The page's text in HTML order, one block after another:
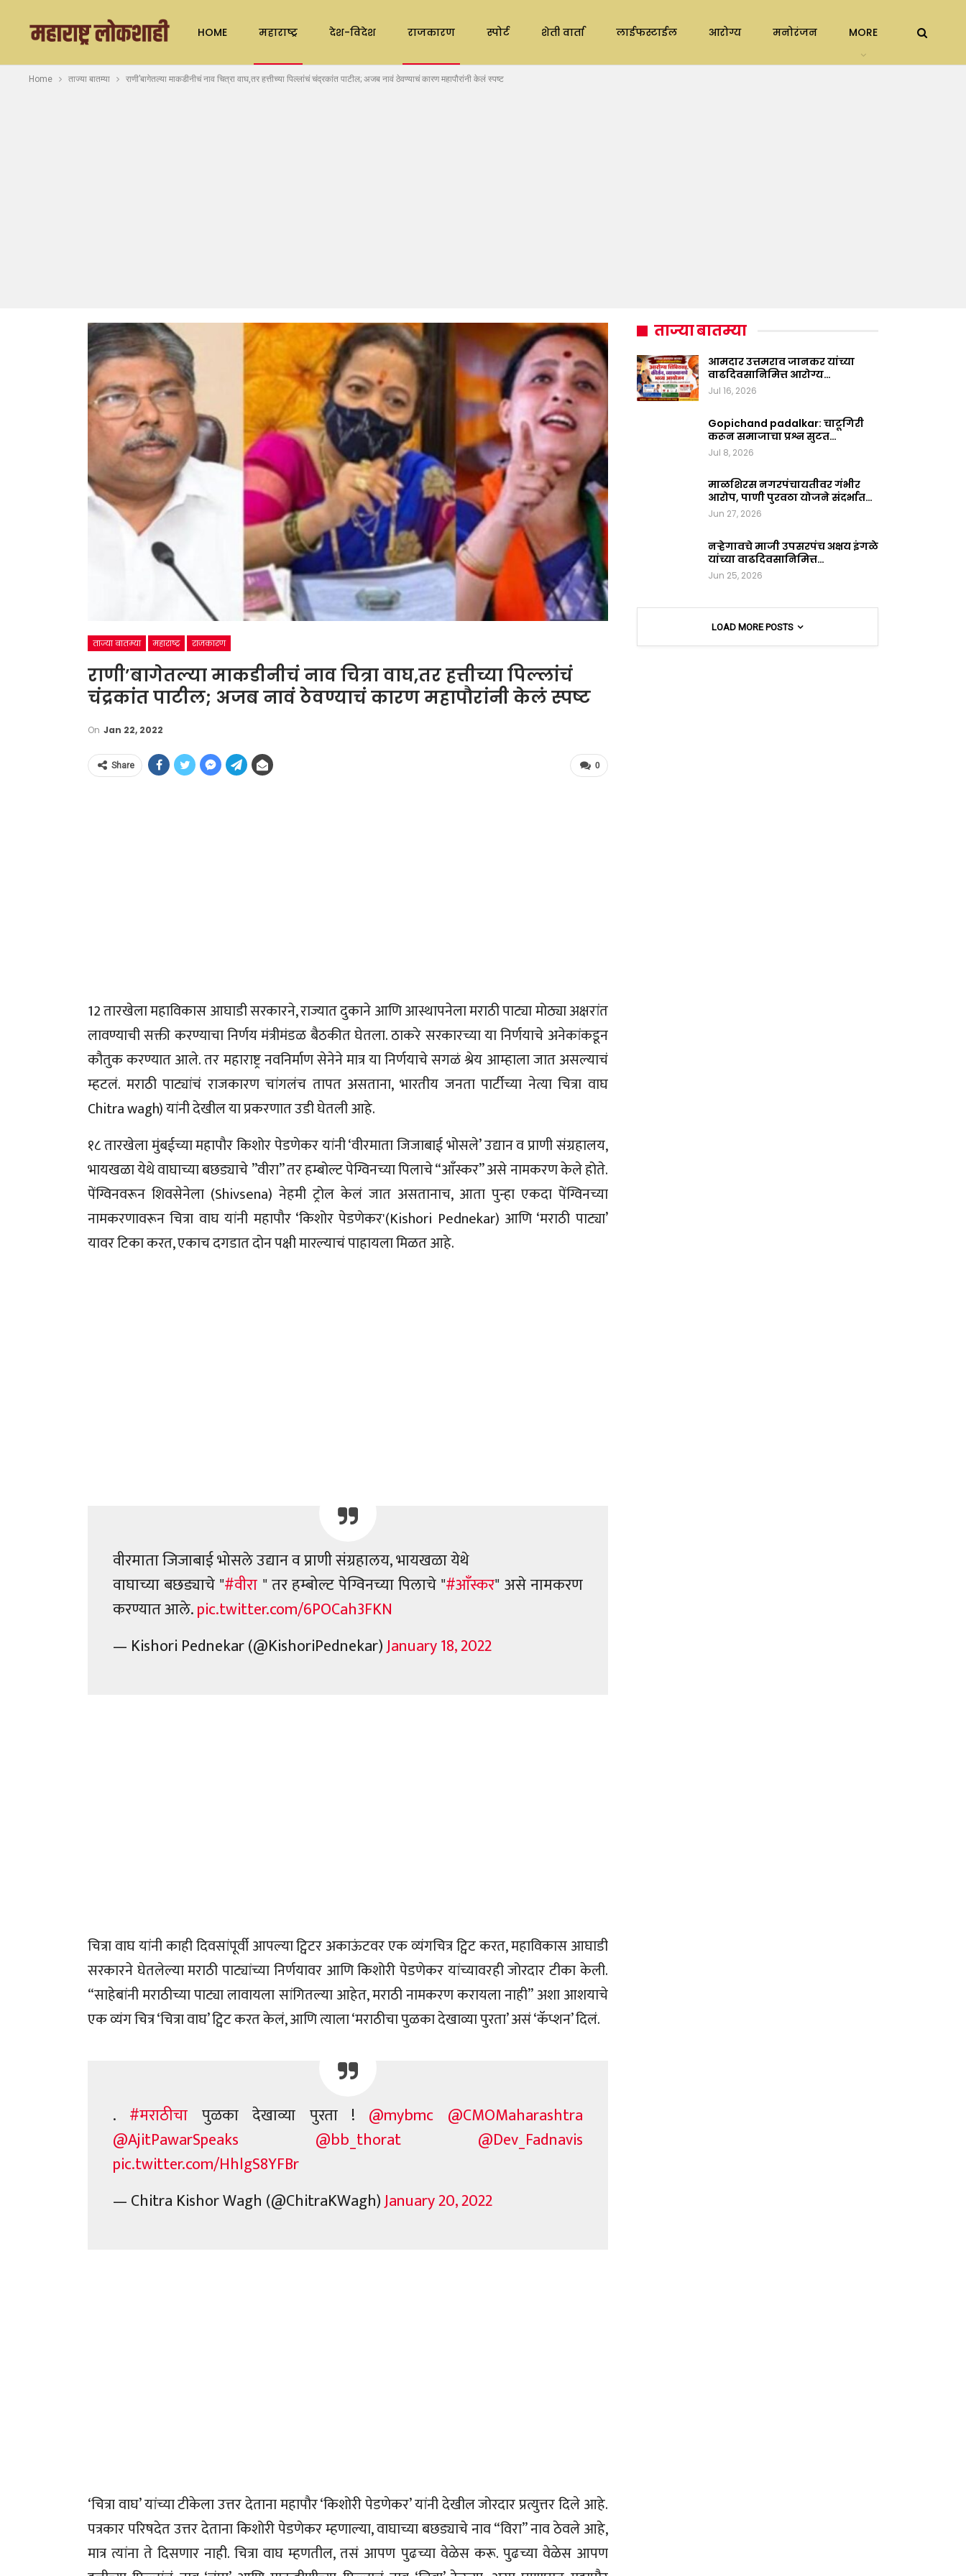
HOME महाराष्ट्र देश-विदेश राजकारण स्पोर्ट शेती वार्ता लाईफस्टाईल आरोग्य मनोरंजन MORE
Home ताज्या बातम्या राणी’बागेतल्या माकडीनीचं नाव चित्रा वाघ,तर हत्तीच्या पिल्लांचं चंद्रकांत पाटील; अजब नावं ठेवण्याचं कारण महापौरांनी केलं स्पष्ट
ताज्या बातम्या महाराष्ट्र राजकारण
राणी’बागेतल्या माकडीनीचं नाव चित्रा वाघ,तर हत्तीच्या पिल्लांचं
चंद्रकांत पाटील; अजब नावं ठेवण्याचं कारण महापौरांनी केलं स्पष्ट
On Jan 22, 2022
0
Share
12 तारखेला महाविकास आघाडी सरकारने, राज्यात दुकाने आणि आस्थापनेला मराठी पाट्या मोठ्या अक्षरांत
लावण्याची सक्ती करण्याचा निर्णय मंत्रीमंडळ बैठकीत घेतला. ठाकरे सरकारच्या या निर्णयाचे अनेकांकडून
कौतुक करण्यात आले. तर महाराष्ट्र नवनिर्माण सेनेने मात्र या निर्णयाचे सगळं श्रेय आम्हाला जात असल्याचं
म्हटलं. मराठी पाट्यांचं राजकारण चांगलंच तापत असताना, भारतीय जनता पार्टीच्या नेत्या चित्रा वाघ
Chitra wagh) यांनी देखील या प्रकरणात उडी घेतली आहे.
१८ तारखेला मुंबईच्या महापौर किशोर पेडणेकर यांनी ‘वीरमाता जिजाबाई भोसले’ उद्यान व प्राणी संग्रहालय,
भायखळा येथे वाघाच्या बछड्याचे ”वीरा” तर हम्बोल्ट पेग्विनच्या पिलाचे “आँस्कर” असे नामकरण केले होते.
पेंग्विनवरून शिवसेनेला (Shivsena) नेहमी ट्रोल केलं जात असतानाच, आता पुन्हा एकदा पेंग्विनच्या
नामकरणावरून चित्रा वाघ यांनी महापौर ‘किशोर पेडणेकर'(Kishori Pednekar) आणि ‘मराठी पाट्या’
यावर टिका करत, एकाच दगडात दोन पक्षी मारल्याचं पाहायला मिळत आहे.
वीरमाता जिजाबाई भोसले उद्यान व प्राणी संग्रहालय, भायखळा येथे
वाघाच्या बछड्याचे "#वीरा " तर हम्बोल्ट पेग्विनच्या पिलाचे "#आँस्कर" असे नामकरण
करण्यात आले.pic.twitter.com/6POCah3FKN
— Kishori Pednekar (@KishoriPednekar)January 18, 2022
चित्रा वाघ यांनी काही दिवसांपूर्वी आपल्या ट्विटर अकाऊंटवर एक व्यंगचित्र ट्विट करत, महाविकास आघाडी
सरकारने घेतलेल्या मराठी पाट्यांच्या निर्णयावर आणि किशोरी पेडणेकर यांच्यावरही जोरदार टीका केली.
“साहेबांनी मराठीच्या पाट्या लावायला सांगितल्या आहेत, मराठी नामकरण करायला नाही” अशा आशयाचे
एक व्यंग चित्र ‘चित्रा वाघ’ ट्विट करत केलं, आणि त्याला ‘मराठीचा पुळका देखाव्या पुरता’ असं ‘कॅप्शन’ दिलं.
. #मराठीचा पुळका देखाव्या पुरता ! @mybmc @CMOMaharashtra
@AjitPawarSpeaks
@bb_thorat
@Dev_Fadnavis
pic.twitter.com/HhlgS8YFBr
— Chitra Kishor Wagh (@ChitraKWagh)January 20, 2022
‘चित्रा वाघ’ यांच्या टीकेला उत्तर देताना महापौर ‘किशोरी पेडणेकर’ यांनी देखील जोरदार प्रत्युत्तर दिले आहे.
पत्रकार परिषदेत उत्तर देताना किशोरी पेडणेकर म्हणाल्या, वाघाच्या बछड्याचे नाव “विरा”‌ नाव ठेवले आहे,
मात्र त्यांना ते दिसणार नाही. चित्रा वाघ म्हणतील, तसं आपण पुढच्या वेळेस करू. पुढच्या वेळेस आपण
ताज्या बातम्या
आमदार उत्तमराव जानकर यांच्या
वाढदिवसानिमित्त आरोग्य…
Jul 16, 2026
Gopichand padalkar: चाटूगिरी
करून समाजाचा प्रश्न सुटत…
Jul 8, 2026
माळशिरस नगरपंचायतीवर गंभीर
आरोप, पाणी पुरवठा योजने संदर्भात…
Jun 27, 2026
नऱ्हेगावचे माजी उपसरपंच अक्षय इंगळे
यांच्या वाढदिवसानिमित्त…
Jun 25, 2026
LOAD MORE POSTS